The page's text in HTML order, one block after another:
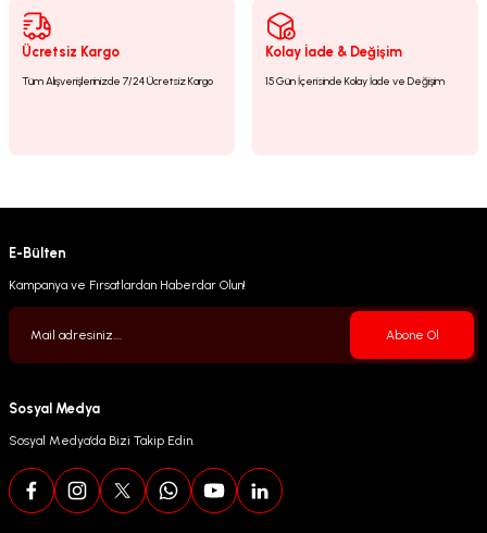
Ücretsiz Kargo
Tüm Alışverişlerinizde 7/24 Ücretsiz Kargo
Kolay İade & Değişim
15 Gün İçerisinde Kolay İade ve Değişim
E-Bülten
Kampanya ve Fırsatlardan Haberdar Olun!
Abone Ol
Sosyal Medya
Sosyal Medya’da Bizi Takip Edin.